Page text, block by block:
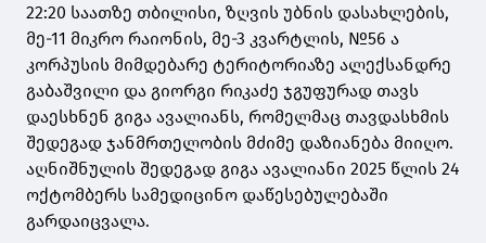
22:20 საათზე თბილისი, ზღვის უბნის დასახლების,
მე-11 მიკრო რაიონის, მე-3 კვარტლის, №56 ა
კორპუსის მიმდებარე ტერიტორიაზე ალექსანდრე
გაბაშვილი და გიორგი რიკაძე ჯგუფურად თავს
დაესხნენ გიგა ავალიანს, რომელმაც თავდასხმის
შედეგად ჯანმრთელობის მძიმე დაზიანება მიიღო.
აღნიშნულის შედეგად გიგა ავალიანი 2025 წლის 24
ოქტომბერს სამედიცინო დაწესებულებაში
გარდაიცვალა.